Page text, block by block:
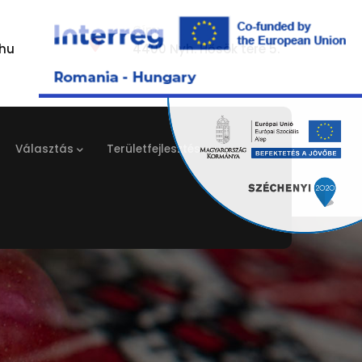
Cím:
4400 Nyh. Hősök tere 5.
Választás Területfejlesztés